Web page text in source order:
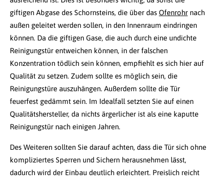
giftigen Abgase des Schornsteins, die über das Ofenrohr nach
außen geleitet werden sollen, in den Innenraum eindringen
können. Da die giftigen Gase, die auch durch eine undichte
Reinigungstür entweichen können, in der falschen
Konzentration tödlich sein können, empfiehlt es sich hier auf
Qualität zu setzen. Zudem sollte es möglich sein, die
Reinigungstüre auszuhängen. Außerdem sollte die Tür
feuerfest gedämmt sein. Im Idealfall setzten Sie auf einen
Qualitätshersteller, da nichts ärgerlicher ist als eine kaputte
Reinigungstür nach einigen Jahren.
Des Weiteren sollten Sie darauf achten, dass die Tür sich ohne
kompliziertes Sperren und Sichern herausnehmen lässt,
dadurch wird der Einbau deutlich erleichtert. Preislich reicht